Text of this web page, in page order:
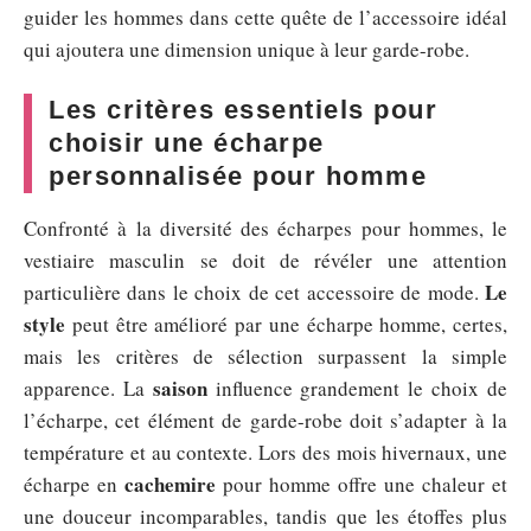
guider les hommes dans cette quête de l’accessoire idéal
qui ajoutera une dimension unique à leur garde-robe.
Les critères essentiels pour
choisir une écharpe
personnalisée pour homme
Confronté à la diversité des écharpes pour hommes, le
vestiaire masculin se doit de révéler une attention
particulière dans le choix de cet accessoire de mode. Le
style peut être amélioré par une écharpe homme, certes,
mais les critères de sélection surpassent la simple
apparence. La saisoninfluence grandement le choix de
l’écharpe, cet élément de garde-robe doit s’adapter à la
température et au contexte. Lors des mois hivernaux, une
écharpe en cachemire pour homme offre une chaleur et
une douceur incomparables, tandis que les étoffes plus